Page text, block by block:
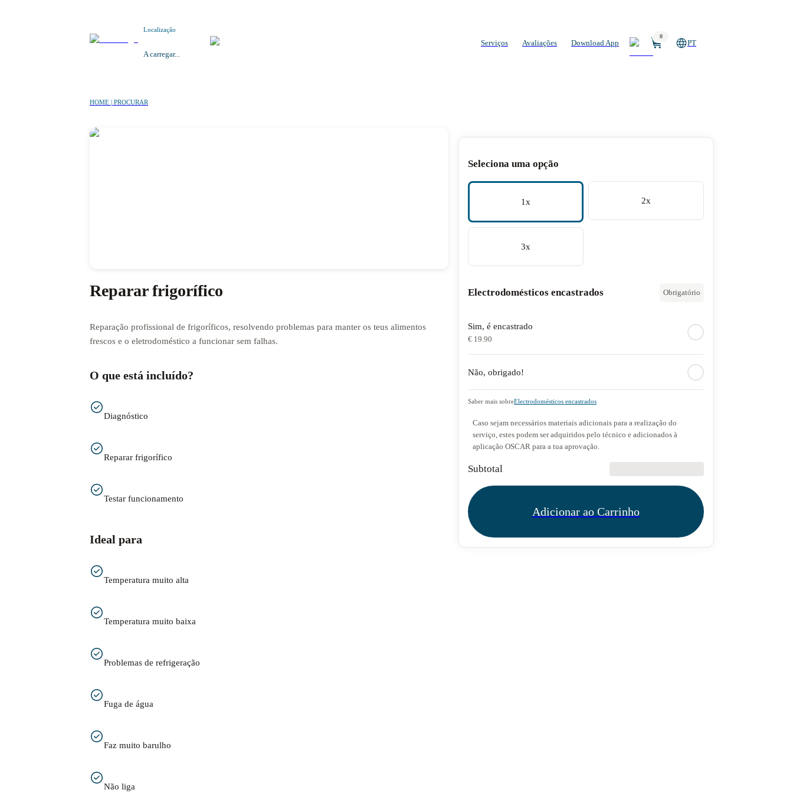
Localização
A carregar...
Serviços Avaliações Download App
0
PT
HOME | PROCURAR
Reparar frigorífico
Reparação profissional de frigoríficos, resolvendo problemas para manter os teus alimentos
frescos e o eletrodoméstico a funcionar sem falhas.
O que está incluído?
Diagnóstico
Reparar frigorífico
Testar funcionamento
Ideal para
Temperatura muito alta
Temperatura muito baixa
Problemas de refrigeração
Fuga de água
Faz muito barulho
Não liga
Seleciona uma opção
1x 2x
3x
Electrodomésticos encastrados Obrigatório
Sim, é encastrado
€ 19.90
Não, obrigado!
Saber mais sobreElectrodomésticos encastrados
Caso sejam necessários materiais adicionais para a realização do
serviço, estes podem ser adquiridos pelo técnico e adicionados à
aplicação OSCAR para a tua aprovação.
Subtotal
Adicionar ao Carrinho